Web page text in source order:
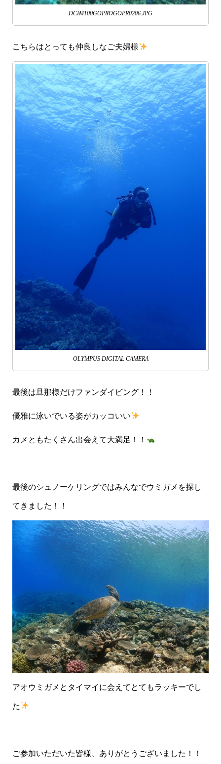
DCIM100GOPROGOPR0206.JPG
こちらはとっても仲良しなご夫婦様
OLYMPUS DIGITAL CAMERA
最後は旦那様だけファンダイビング！！
優雅に泳いでいる姿がカッコいい
カメともたくさん出会えて大満足！！
最後のシュノーケリングではみんなでウミガメを探し
てきました！！
アオウミガメとタイマイに会えてとてもラッキーでし
た
ご参加いただいた皆様、ありがとうございました！！